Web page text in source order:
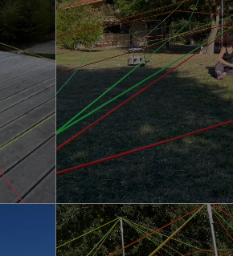
en el espacio.
y el final de una línea.
divide un folio en dos.
un escenario jalando una
dividen el espacio en dos.
manos y 10 cuerpos que se
una onda sobre el muro